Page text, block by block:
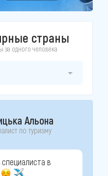
страны
за одного человека
Альона
по туризму
в